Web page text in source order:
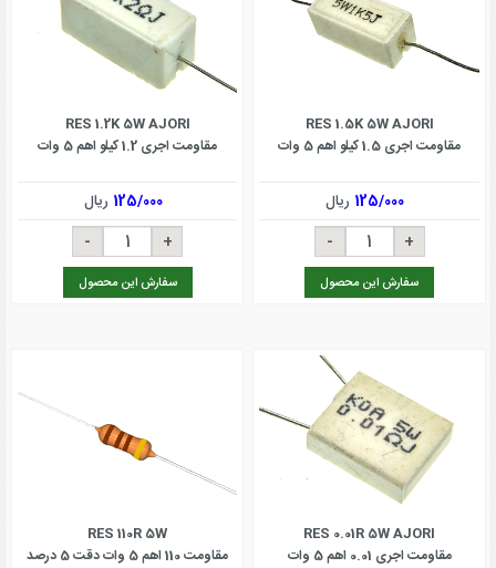
RES 1.5K 5W AJORI
مقاومت اجری 1.5 کیلو اهم 5 وات
125/000 ریال
سفارش این محصول
RES 1.2K 5W AJORI
مقاومت اجری 1.2 کیلو اهم 5 وات
125/000 ریال
سفارش این محصول
RES 0.01R 5W AJORI
مقاومت اجری 0.01 اهم 5 وات
RES 110R 5W
مقاومت 110 اهم 5 وات دقت 5 درصد